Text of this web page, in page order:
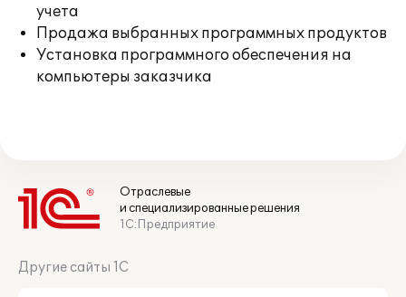
учета
Продажа выбранных программных продуктов
Установка программного обеспечения на
компьютеры заказчика
Отраслевые
и специализированные решения
1С:Предприятие
Другие сайты 1С